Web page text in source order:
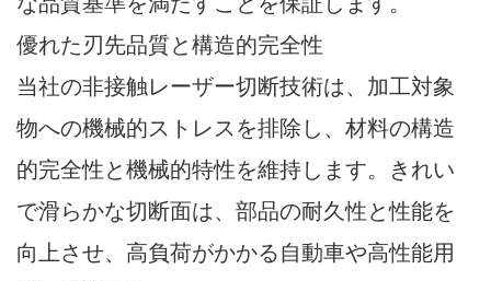
優れた刃先品質と構造的完全性
当社の非接触レーザー切断技術は、加工対象
物への機械的ストレスを排除し、材料の構造
的完全性と機械的特性を維持します。きれい
で滑らかな切断面は、部品の耐久性と性能を
向上させ、高負荷がかかる自動車や高性能用